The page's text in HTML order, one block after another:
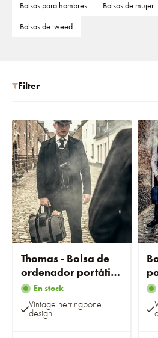
Bolsas para hombres Bolsos de mujer
Bolsas de tweed
Filter
Thomas - Bolsa de
ordenador portátil
de tweed gris
En stock
Vintage herringbone
design